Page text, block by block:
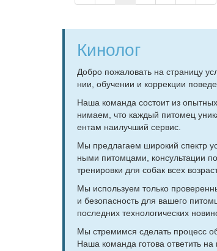
Кинолог
Доб­ро по­жа­ло­вать на стра­ни­цу
нии, обу­че­нии и кор­рек­ции
На­ша ко­ман­да со­сто­ит из
ни­ма­ем, что каж­дый пи­то­мец
ен­там наи­луч­ший сер­вис.
Мы пред­ла­га­ем ши­ро­кий спектр
ны­ми пи­том­ца­ми, кон­суль­та­ции
тре­ни­ров­ки для со­бак всех
Мы ис­поль­зу­ем толь­ко
и без­опас­ность для ва­ше­го
по­след­них тех­но­ло­ги­че­ских
Мы стре­мим­ся сде­лать про­цесс
На­ша ко­ман­да го­то­ва от­ве­тить